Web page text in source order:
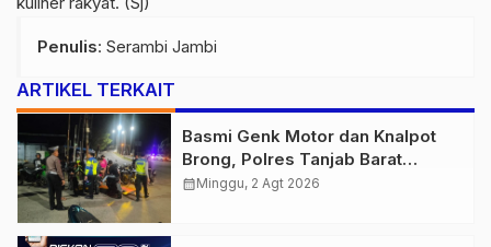
Penulis: Serambi Jambi
ARTIKEL TERKAIT
Basmi Genk Motor dan Knalpot
Brong, Polres Tanjab Barat
Amankan Belasan Kendaraan
calendar_monthMinggu, 2 Agt 2026